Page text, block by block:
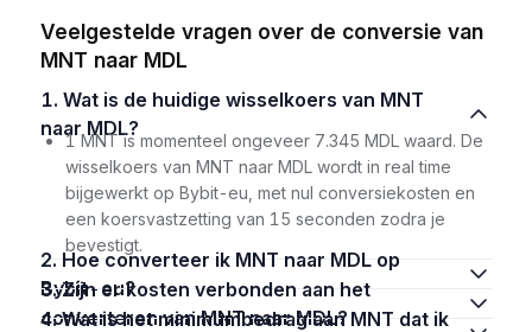
Veelgestelde vragen over de conversie van
MNT naar MDL
1. Wat is de huidige wisselkoers van MNT
naar MDL?
1 MNT is momenteel ongeveer 7.345 MDL waard. De
wisselkoers van MNT naar MDL wordt in real time
bijgewerkt op Bybit-eu, met nul conversiekosten en
een koersvastzetting van 15 seconden zodra je
bevestigt.
2. Hoe converteer ik MNT naar MDL op
Bybit-eu?
3. Zijn er kosten verbonden aan het
converteren van MNT naar MDL?
4. Wat is het minimumbedrag aan MNT dat ik